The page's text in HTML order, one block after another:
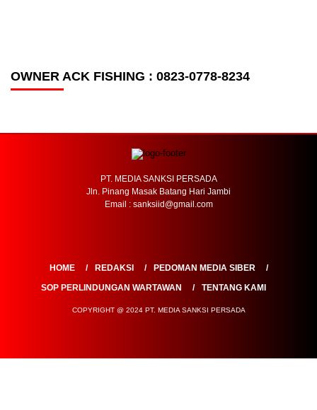
OWNER ACK FISHING : 0823-0778-8234
PT. MEDIA SANKSI PERSADA
Jln. Pinang Masak Batang Hari Jambi
Email : sanksiid@gmail.com
HOME REDAKSI
PEDOMAN MEDIA SIBER
SOP PERLINDUNGAN WARTAWAN
TENTANG KAMI
COPYRIGHT @ 2024 PT. MEDIA SANKSI PERSADA